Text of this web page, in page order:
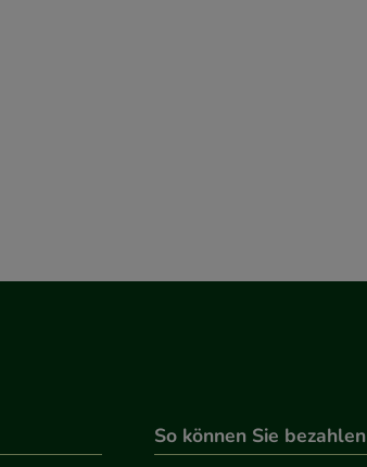
So können Sie bezahlen